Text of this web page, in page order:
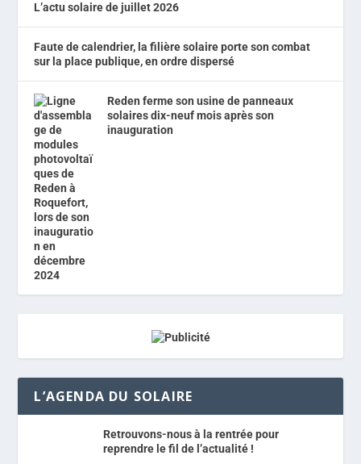
L’actu solaire de juillet 2026
Faute de calendrier, la filière solaire porte son combat
sur la place publique, en ordre dispersé
Reden ferme son usine de panneaux
solaires dix-neuf mois après son
inauguration
L’AGENDA DU SOLAIRE
Retrouvons-nous à la rentrée pour
reprendre le fil de l’actualité !